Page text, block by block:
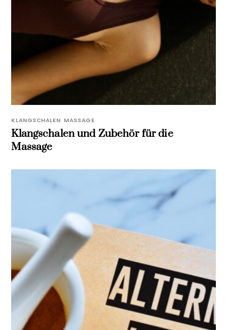
KLANGSCHALEN MASSAGE
Klangschalen und Zubehör für die
Massage